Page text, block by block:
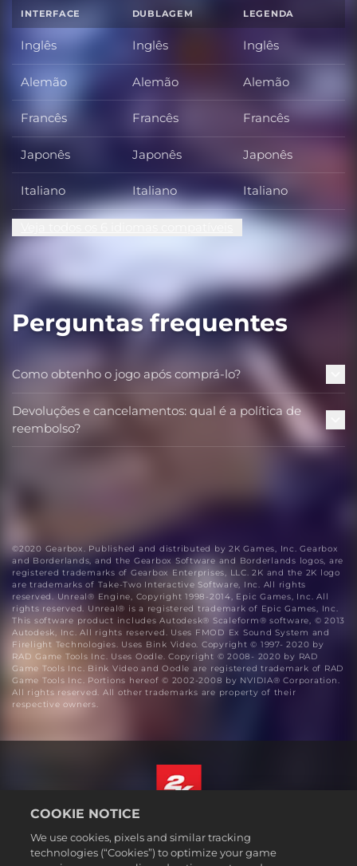
INTERFACE DUBLAGEM LEGENDA
Inglês Inglês Inglês
Alemão Alemão Alemão
Francês Francês Francês
Japonês Japonês Japonês
Italiano Italiano Italiano
Perguntas frequentes
Como obtenho o jogo após comprá-lo?
Devoluções e cancelamentos: qual é a política de
reembolso?
©2020 Gearbox. Published and distributed by 2K Games, Inc. Gearbox
and Borderlands, and the Gearbox Software and Borderlands logos, are
registered trademarks of Gearbox Enterprises, LLC. 2K and the 2K logo
are trademarks of Take-Two Interactive Software, Inc. All rights
reserved. Unreal® Engine, Copyright 1998-2014, Epic Games, Inc. All
rights reserved. Unreal® is a registered trademark of Epic Games, Inc.
This software product includes Autodesk® Scaleform® software, © 2013
Autodesk, Inc. All rights reserved. Uses FMOD Ex Sound System and
Firelight Technologies. Uses Bink Video. Copyright © 1997- 2020 by
RAD Game Tools Inc. Uses Oodle. Copyright © 2008- 2020 by RAD
Game Tools Inc. Bink Video and Oodle are registered trademark of RAD
Game Tools Inc. Portions hereof © 2002-2008 by NVIDIA® Corporation.
All rights reserved. All other trademarks are property of their
respective owners.
Termos legais
Português - Brasil
COOKIE NOTICE
We use cookies, pixels and similar tracking
technologies (“Cookies”) to optimize your game